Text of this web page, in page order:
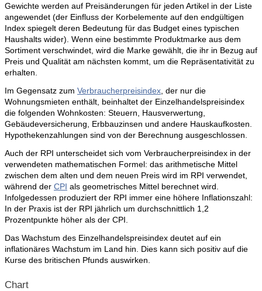
Gewichte werden auf Preisänderungen für jeden Artikel in der Liste
angewendet (der Einfluss der Korbelemente auf den endgültigen
Index spiegelt deren Bedeutung für das Budget eines typischen
Haushalts wider). Wenn eine bestimmte Produktmarke aus dem
Sortiment verschwindet, wird die Marke gewählt, die ihr in Bezug auf
Preis und Qualität am nächsten kommt, um die Repräsentativität zu
erhalten.
Im Gegensatz zum Verbraucherpreisindex , der nur die
Wohnungsmieten enthält, beinhaltet der Einzelhandelspreisindex
die folgenden Wohnkosten: Steuern, Hausverwertung,
Gebäudeversicherung, Erbbauzinsen und andere Hauskaufkosten.
Hypothekenzahlungen sind von der Berechnung ausgeschlossen.
Auch der RPI unterscheidet sich vom Verbraucherpreisindex in der
verwendeten mathematischen Formel: das arithmetische Mittel
zwischen dem alten und dem neuen Preis wird im RPI verwendet,
während der CPI als geometrisches Mittel berechnet wird.
Infolgedessen produziert der RPI immer eine höhere Inflationszahl:
In der Praxis ist der RPI jährlich um durchschnittlich 1,2
Prozentpunkte höher als der CPI.
Das Wachstum des Einzelhandelspreisindex deutet auf ein
inflationäres Wachstum im Land hin. Dies kann sich positiv auf die
Kurse des britischen Pfunds auswirken.
Chart